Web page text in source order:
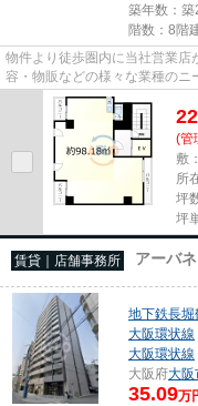
築年数：築
階数：8階
物件より徒歩圏内に当社営業店
容・物販などの様々な業種のニ
尚、弊社ではおとり広告は一切
22
(管
敷
所
坪
坪
賃貸｜店舗事務所 アーバ
地下鉄長堀
大阪環状線
大阪環状線
大阪府大阪
35.09万